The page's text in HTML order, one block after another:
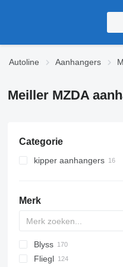
Autoline Aanhangers
Meiller MZDA
Categorie
kipper aanhangers
Merk
PA
TPW
HTS
GTB
MSX
PS
22
Brevis
Gigant
Blyss
Jupiter
TA
1205
A Transporter
3 series
BPA
PT
202
CSD
Debon
Cargos
T 38
HW
A1010
LVA
A-series
L-series
S-series
DURUS
MAX
Ducato
Fliegl